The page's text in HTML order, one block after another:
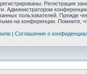
Регистрация
Администратором
пользователей. Прежде
на конференции. Помните,
| Соглашение о